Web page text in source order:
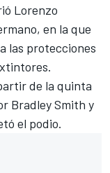
Lorenzo
en la que
las protecciones
de la quinta
Bradley Smith y
el podio.